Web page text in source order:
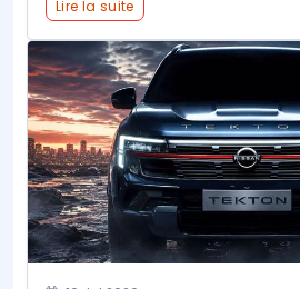
Lire la suite